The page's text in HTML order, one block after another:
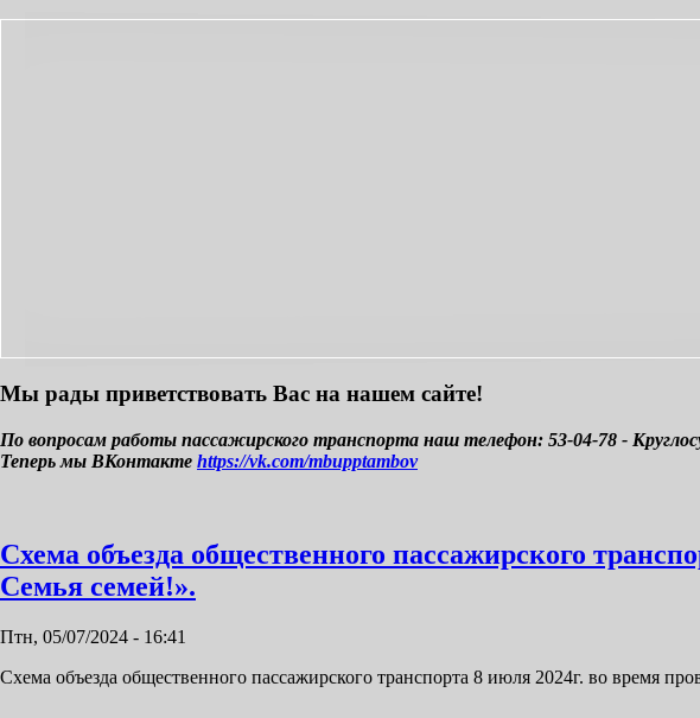
Мы рады приветствовать Вас на нашем сайте!
По вопросам работы пассажирского транспорта наш телефон: 53-04-78 -
Теперь мы ВКонтакте https://vk.com/mbupptambov
Схема объезда общественного пассажирского
Семья семей!».
Птн, 05/07/2024 - 16:41
Схема объезда общественного пассажирского транспорта 8 июля 2024г. во время